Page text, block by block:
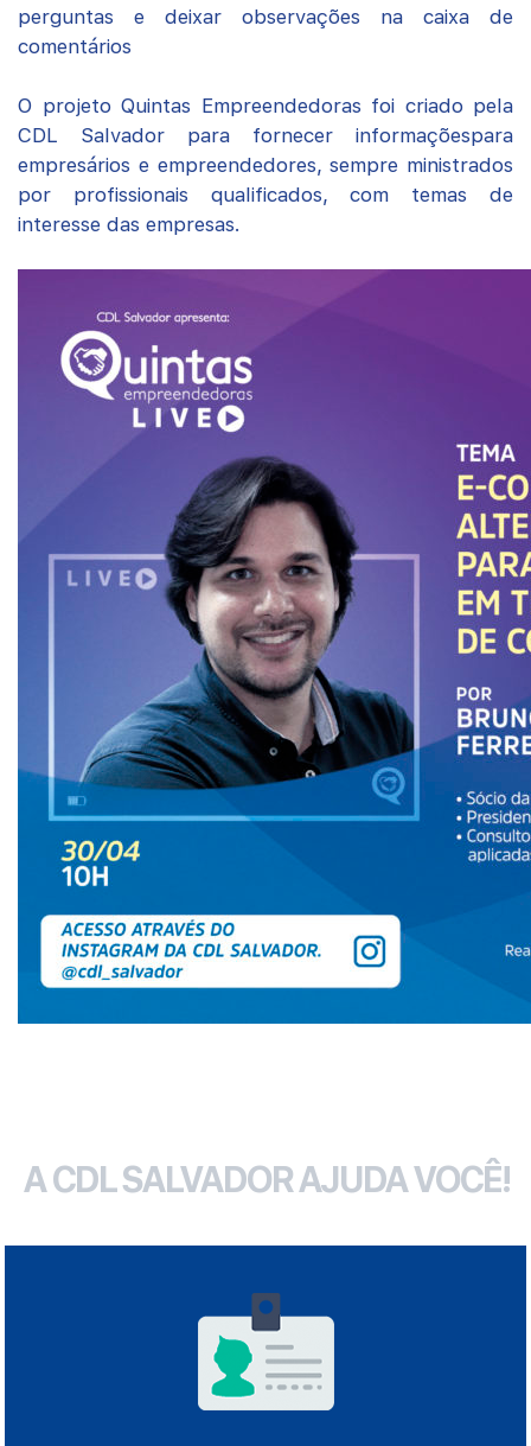
perguntas e deixar observações na caixa de
comentários
O projeto Quintas Empreendedoras foi criado pela
CDL Salvador para fornecer informaçõespara
empresários e empreendedores, sempre ministrados
por profissionais qualificados, com temas de
interesse das empresas.
A CDL SALVADOR AJUDA VOCÊ!